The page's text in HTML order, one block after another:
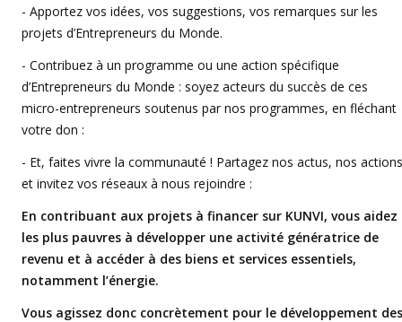
- Apportez vos idées, vos suggestions, vos remarques sur les
projets d’Entrepreneurs du Monde.
- Contribuez à un programme ou une action spécifique
d’Entrepreneurs du Monde : soyez acteurs du succès de ces
micro-entrepreneurs soutenus par nos programmes, en fléchant
votre don :
- Et, faites vivre la communauté ! Partagez nos actus, nos actions
et invitez vos réseaux à nous rejoindre :
En contribuant aux projets à financer sur KUNVI, vous aidez
les plus pauvres à développer une activité génératrice de
revenu et à accéder à des biens et services essentiels,
notamment l’énergie.
Vous agissez donc concrètement pour le développement des